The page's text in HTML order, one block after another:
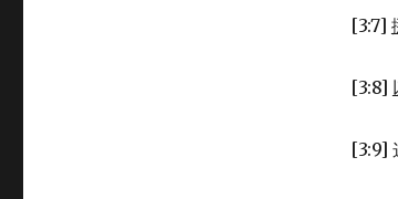
[3:7]
[3:8]
[3:9]